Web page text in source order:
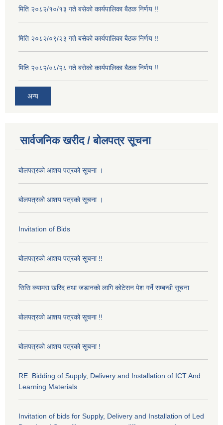
मिति २०८२/१०/१३ गते बसेको कार्यपालिका बैठक निर्णय !!
मिति २०८२/०९/२३ गते बसेको कार्यपालिका बैठक निर्णय !!
मिति २०८२/०८/२८ गते बसेको कार्यपालिका बैठक निर्णय !!
अन्य
सार्वजनिक खरीद / बोलपत्र सूचना
बोलपत्रको आशय पत्रको सूचना ।
बोलपत्रको आशय पत्रको सूचना ।
Invitation of Bids
बोलपत्रको आशय पत्रको सूचना !!
सिसि क्यामरा खरिद तथा जडानको लागि कोटेसन पेश गर्ने सम्बन्धी सूचना
बोलपत्रको आशय पत्रको सूचना !!
बोलपत्रको आशय पत्रको सूचना !
RE: Bidding of Supply, Delivery and Installation of ICT And
Learning Materials
Invitation of bids for Supply, Delivery and Installation of Led